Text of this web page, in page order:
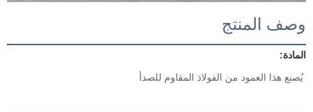
وصف المنتج
المادة:
يُصنع هذا العمود من الفولاذ المقاوم للصدأ